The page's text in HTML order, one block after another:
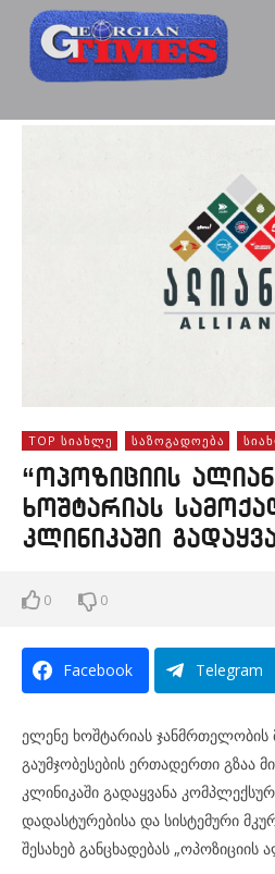
TOP ᲡᲘᲐᲮᲚᲔ ᲡᲐᲖᲝᲒᲐᲓᲝᲔᲑᲐ
“ოპოზიციის
ხოშტარიას
კლინიკაში
0 0
Facebook Telegram
ელენე ხოშტარიას ჯანმრთელობის
გაუმჯობესების ერთადერთი გზაა
კლინიკაში გადაყვანა
დადასტურებისა და სისტემური
შესახებ განცხადებას „ოპოზიციის